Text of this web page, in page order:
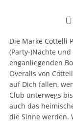
Die Marke Cottelli
(Party-)Nächte
enganliegenden
Overalls von
auf Dich fallen,
Club unterwegs
auch das
die Sinne werden.